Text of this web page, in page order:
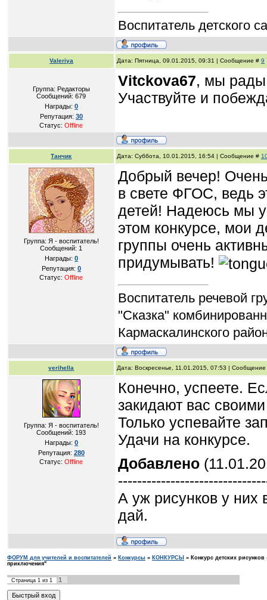
Воспитатель детского
Valeriya Дата: Пятница, 09.01.2015, 09:31 | Сообщение # 9
Группа: Редакторы
Сообщений:679
Награды: 0
Репутация: 30
Статус:Offline
Vitckova67, мы рады
Участвуйте и
Танчик Дата: Суббота, 10.01.2015, 16:54 | Сообщение #
Группа: Я - воспитатель!
Сообщений: 1
Награды: 0
Репутация: 0
Статус:Offline
Добрый вечер!
в свете ФГОС, ведь
детей! Надеюсь мы
этом конкурсе, мои
группы очень
придумывать!
Воспитатель речевой
"Сказка"
Кармаскалинского
verihella Дата: Воскресенье, 11.01.2015, 07:53 |
Группа: Я - воспитатель!
Сообщений: 193
Награды: 0
Репутация: 280
Статус:Offline
Конечно, успеете.
закидают вас
Только успевайте
Удачи на конкурсе.
Добавлено
А уж рисунков у них
дай.
ФОРУМ для учителей и воспитателей » Конкурсы » КОНКУРСЫ » Конкурс детских рисунков
приключения"
Страница 1 из 1 1